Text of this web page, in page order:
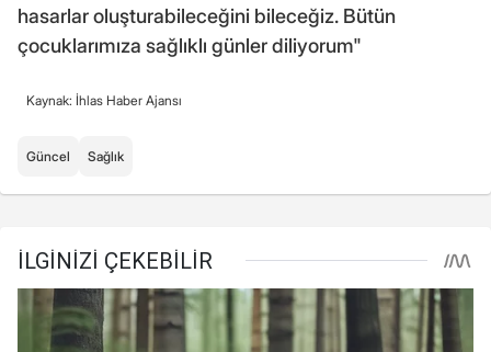
hasarlar oluşturabileceğini bileceğiz. Bütün
çocuklarımıza sağlıklı günler diliyorum"
Kaynak: İhlas Haber Ajansı
Güncel Sağlık